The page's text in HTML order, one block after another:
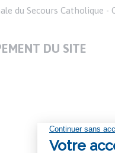
du Secours Catholique -
DU SITE